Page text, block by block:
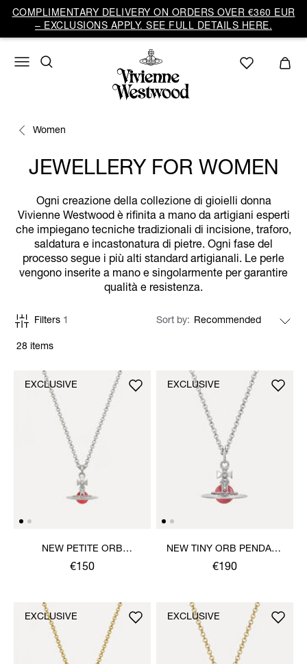
COMPLIMENTARY DELIVERY ON ORDERS OVER €360 EUR
– EXCLUSIONS APPLY. SEE FULL DETAILS HERE.
Women
JEWELLERY FOR WOMEN
Ogni creazione della collezione di gioielli donna
Vivienne Westwood è rifinita a mano da artigiani esperti
che impiegano tecniche tradizionali di incisione, traforo,
saldatura e incastonatura di pietre. Ogni fase del
processo segue i più alti standard artigianali. Le perle
vengono inserite a mano e singolarmente per garantire
qualità e resistenza.
28 items
Filters 1 Sort by
NEW PETITE ORB
PENDANT NECKLACE
€150
EXCLUSIVE
NEW TINY ORB PENDANT
NECKLACE
€190
EXCLUSIVE
EXCLUSIVE EXCLUSIVE